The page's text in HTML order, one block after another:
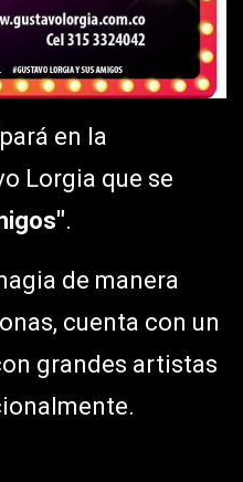
en la
Lorgia que se
.
de manera
cuenta con un
grandes artistas